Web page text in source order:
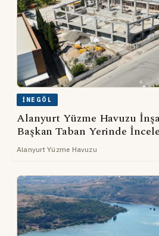
İNEGÖL
Alanyurt Yüzme Havuzu
Başkan Taban Yerinde
Alanyurt Yüzme Havuzu